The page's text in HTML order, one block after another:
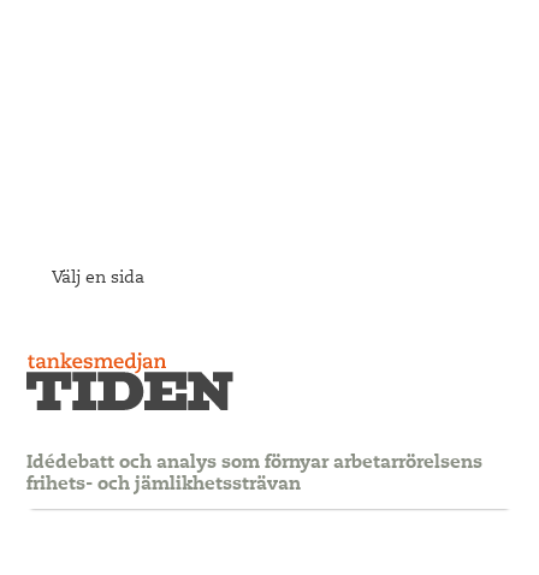
Välj en sida
Idédebatt och analys som förnyar arbetarrörelsens
frihets- och jämlikhetssträvan